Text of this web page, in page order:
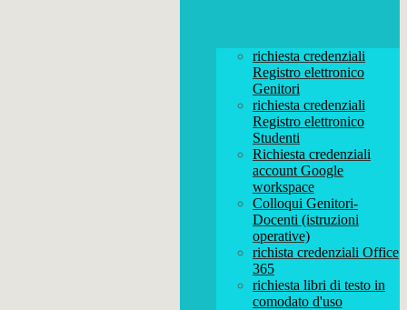
richiesta credenziali
Registro elettronico
Genitori
richiesta credenziali
Registro elettronico
Studenti
Richiesta credenziali
account Google
workspace
Colloqui Genitori-
Docenti (istruzioni
operative)
richista credenziali Office
365
richiesta libri di testo in
comodato d'uso